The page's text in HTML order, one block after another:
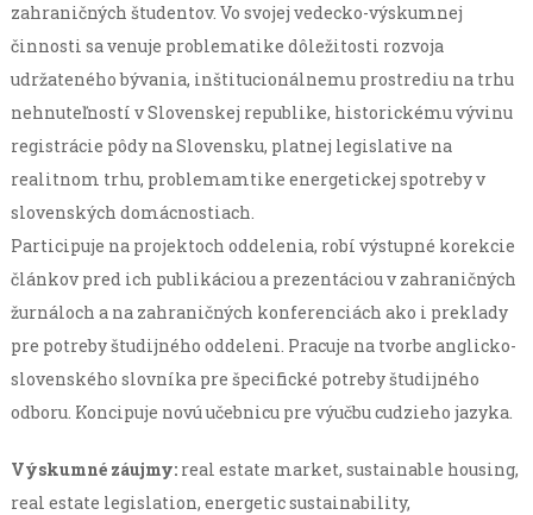
zahraničných študentov. Vo svojej vedecko-výskumnej
činnosti sa venuje problematike dôležitosti rozvoja
udržateného bývania, inštitucionálnemu prostrediu na trhu
nehnuteľností v Slovenskej republike, historickému vývinu
registrácie pôdy na Slovensku, platnej legislative na
realitnom trhu, problemamtike energetickej spotreby v
slovenských domácnostiach.
Participuje na projektoch oddelenia, robí výstupné korekcie
článkov pred ich publikáciou a prezentáciou v zahraničných
žurnáloch a na zahraničných konferenciách ako i preklady
pre potreby študijného oddeleni. Pracuje na tvorbe anglicko-
slovenského slovníka pre špecifické potreby študijného
odboru. Koncipuje novú učebnicu pre výučbu cudzieho jazyka.
Výskumné záujmy:real estate market, sustainable housing,
real estate legislation, energetic sustainability,